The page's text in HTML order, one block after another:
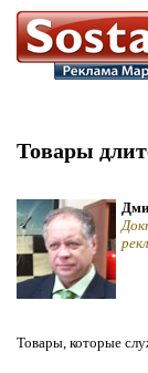
Товары
Товары, которые